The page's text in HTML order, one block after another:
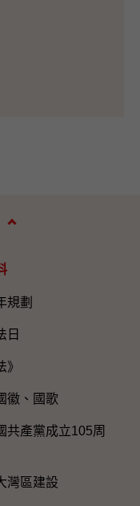
規劃
日
》
徽、國歌
共產黨成立105周
灣區建設